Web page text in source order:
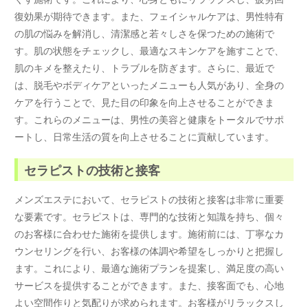
復効果が期待できます。また、フェイシャルケアは、男性特有
の肌の悩みを解消し、清潔感と若々しさを保つための施術で
す。肌の状態をチェックし、最適なスキンケアを施すことで、
肌のキメを整えたり、トラブルを防ぎます。さらに、最近で
は、脱毛やボディケアといったメニューも人気があり、全身の
ケアを行うことで、見た目の印象を向上させることができま
す。これらのメニューは、男性の美容と健康をトータルでサポ
ートし、日常生活の質を向上させることに貢献しています。
セラピストの技術と接客
メンズエステにおいて、セラピストの技術と接客は非常に重要
な要素です。セラピストは、専門的な技術と知識を持ち、個々
のお客様に合わせた施術を提供します。施術前には、丁寧なカ
ウンセリングを行い、お客様の体調や希望をしっかりと把握し
ます。これにより、最適な施術プランを提案し、満足度の高い
サービスを提供することができます。また、接客面でも、心地
よい空間作りと気配りが求められます。お客様がリラックスし